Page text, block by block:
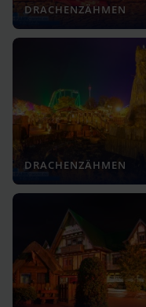
DRACHENZÄHMEN
DRACHENZÄHMEN